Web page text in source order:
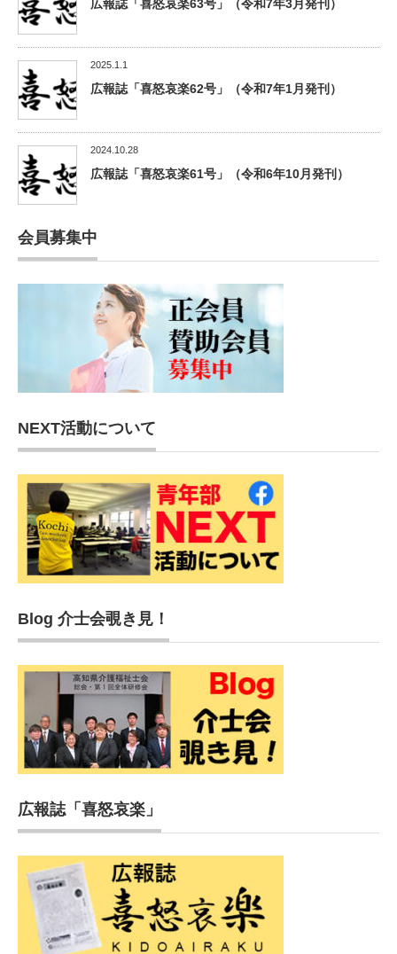
広報誌「喜怒哀楽63号」（令和7年3月発刊）
2025.1.1
広報誌「喜怒哀楽62号」（令和7年1月発刊）
2024.10.28
広報誌「喜怒哀楽61号」（令和6年10月発刊）
会員募集中
NEXT活動について
Blog 介士会覗き見！
広報誌「喜怒哀楽」